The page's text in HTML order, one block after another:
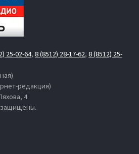
25-02-64, 8 (8512) 28-17-62, 8 (8512) 25-
редакция)
4
защищены.